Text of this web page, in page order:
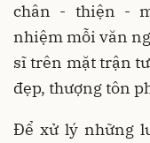
chân - thiện -
nhiệm mỗi văn
sĩ trên mặt trận
đẹp, thượng tôn
Để xử lý những